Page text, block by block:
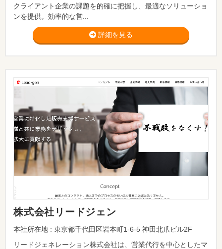
クライアント企業の課題を的確に把握し、最適なソリューショ
ンを提供。効率的な営...
詳細を見る
株式会社リードジェン
本社所在地 : 東京都千代田区岩本町1-6-5 神田北爪ビル2F
リードジェネレーション株式会社は、営業代行を中心としたマ